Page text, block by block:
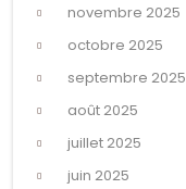
novembre 2025
octobre 2025
septembre 2025
août 2025
juillet 2025
juin 2025